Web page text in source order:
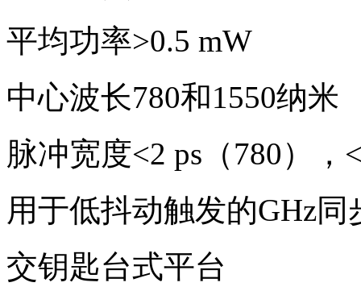
平均功率>0.5 mW
中心波长780和1550纳米
脉冲宽度<2 ps（780），
用于低抖动触发的GHz同
交钥匙台式平台